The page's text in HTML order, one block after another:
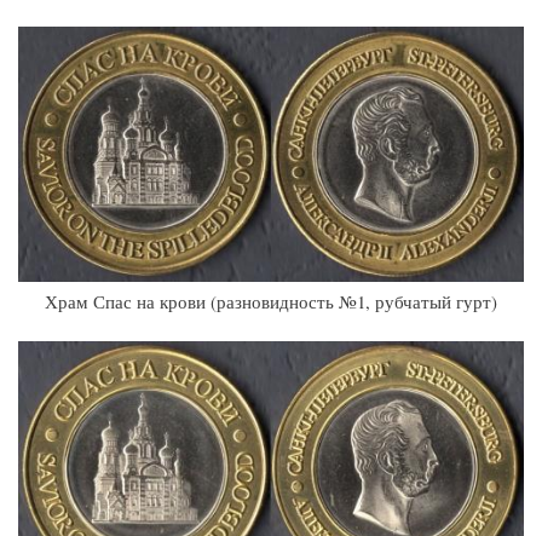
Храм Спас на крови (разновидность №1, рубчатый гурт)